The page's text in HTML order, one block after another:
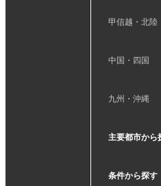
甲信越・北陸
中国・四国
九州・沖縄
主要都市から
条件から探す